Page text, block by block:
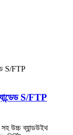
S/FTP
উচ্চ ব্যান্ডউইথ